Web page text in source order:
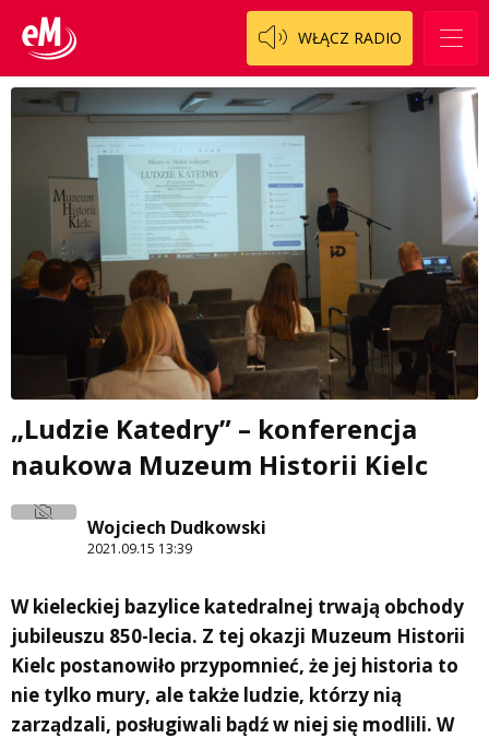
WŁĄCZ RADIO
„Ludzie Katedry” – konferencja
naukowa Muzeum Historii Kielc
Wojciech Dudkowski
2021.09.15 13:39
W kieleckiej bazylice katedralnej trwają obchody
jubileuszu 850-lecia. Z tej okazji Muzeum Historii
Kielc postanowiło przypomnieć, że jej historia to
nie tylko mury, ale także ludzie, którzy nią
zarządzali, posługiwali bądź w niej się modlili. W